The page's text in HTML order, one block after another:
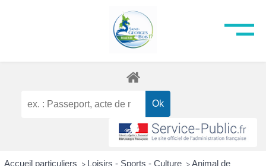
Accueil particuliers > Loisirs - Sports - Culture > Animal de